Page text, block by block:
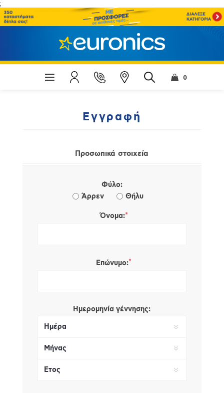
;
0
Εγγραφή
Προσωπικά στοιχεία
Φύλο:
Άρρεν
Θήλυ
Όνομα:*
Επώνυμο:*
Ημερομηνία γέννησης: